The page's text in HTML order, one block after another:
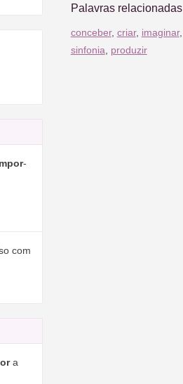
-
com
a
Palavras relacionadas
conceber, criar, imaginar,
sinfonia
produzir